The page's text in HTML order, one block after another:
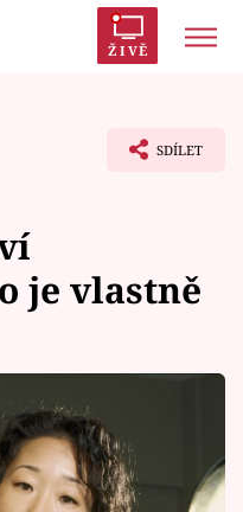
ŽIVĚ
SDÍLET
je vlastně